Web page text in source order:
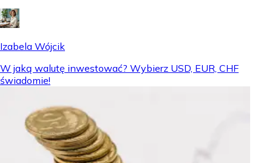
Izabela Wójcik
W jaką walutę inwestować? Wybierz USD, EUR, CHF
świadomie!